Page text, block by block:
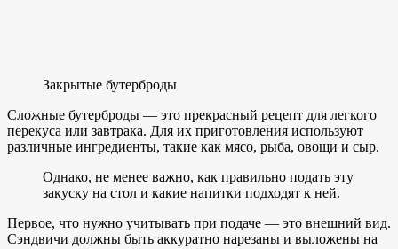
Закрытые бутерброды
Сложные бутерброды — это прекрасный рецепт для легкого
перекуса или завтрака. Для их приготовления используют
различные ингредиенты, такие как мясо, рыба, овощи и сыр.
Однако, не менее важно, как правильно подать эту
закуску на стол и какие напитки подходят к ней.
Первое, что нужно учитывать при подаче — это внешний вид.
Сэндвичи должны быть аккуратно нарезаны и выложены на